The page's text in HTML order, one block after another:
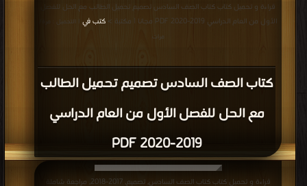
كتاب الصف السادس تصميم تحميل الطالب
مع الحل للفصل الأول من العام الدراسي
2019-2020 PDF
قراءة و تحميل كتاب كتاب الصف السادس تصميم تحميل الطالب مع الحل للفصل
الأول من العام الدراسي 2019-2020 PDF مجانا | مكتبة >
كتب في
| التحميل : مرة/
مرات
قراءة و تحميل كتاب كتاب الصف السادس, تصميم, 2017-2018, مراجعة شاملة